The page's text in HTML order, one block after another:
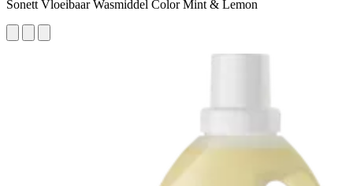
Sonett Vloeibaar Wasmiddel Color Mint & Lemon